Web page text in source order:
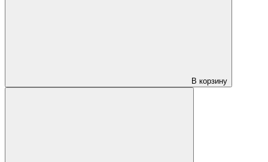
В корзину